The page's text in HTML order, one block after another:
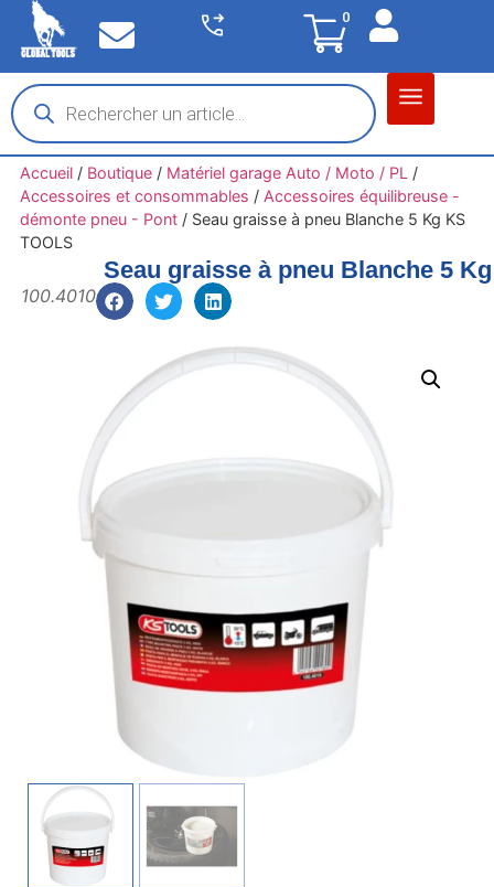
0
Accueil/ Boutique/ Matériel garage Auto / Moto / PL /
Accessoires et consommables / Accessoires équilibreuse -
démonte pneu - Pont/ Seau graisse à pneu Blanche 5 Kg KS
TOOLS
Seau graisse à pneu Blanche 5
100.4010